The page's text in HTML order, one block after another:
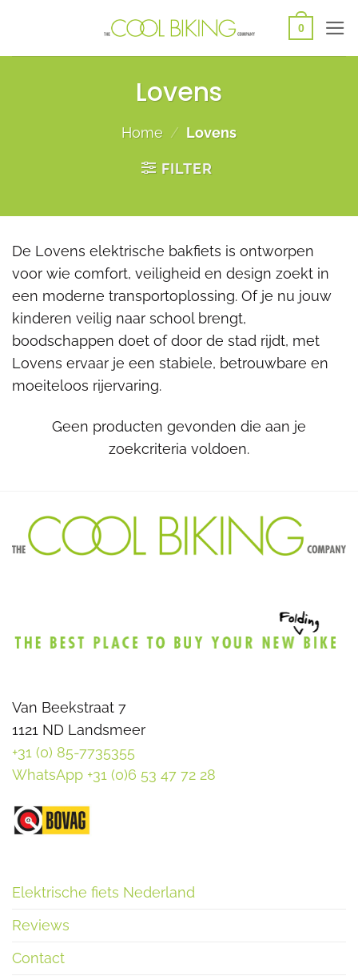
inhoud
0
Lovens
Home / Lovens
FILTER
De Lovens elektrische bakfiets is ontworpen
voor wie comfort, veiligheid en design zoekt in
een moderne transportoplossing. Of je nu jouw
kinderen veilig naar school brengt,
boodschappen doet of door de stad rijdt, met
Lovens ervaar je een stabiele, betrouwbare en
moeiteloos rijervaring.
Geen producten gevonden die aan je
zoekcriteria voldoen.
Van Beekstraat 7
1121 ND Landsmeer
+31 (0) 85-7735355
WhatsApp +31 (0)6 53 47 72 28
Elektrische fiets Nederland
Reviews
Contact